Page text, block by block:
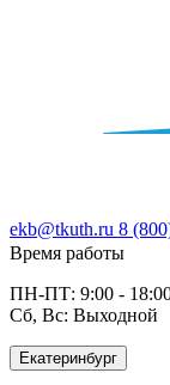
ekb@tkuth.ru 8
Время работы
ПН-ПТ: 9:00 -
Сб, Вс: Выходной
Екатеринбург